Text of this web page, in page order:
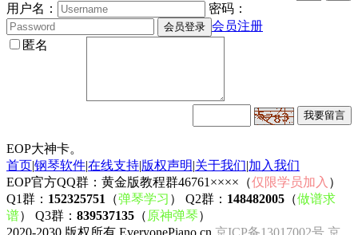
用户名：
密码：
会员注册
匿名
EOP大神卡。
首页|钢琴软件|在线支持|版权声明|关于我们|加入我们
EOP官方QQ群：黄金版教程群46761××××（仅限学员加入 ）
Q1群： 152325751 （弹琴学习 ） Q2群： 148482005 （做谱求
谱） Q3群： 839537135 （ 原神弹琴）
2020-2030 版权所有 EveryonePiano.cn 京ICP备13017002号 京